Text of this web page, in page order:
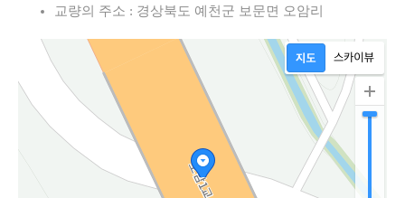
교량의 주소 : 경상북도 예천군 보문면 오암리